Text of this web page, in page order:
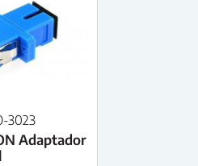
3023
Adaptador